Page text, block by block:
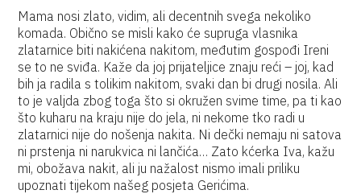
Mama nosi zlato, vidim, ali decentnih svega nekoliko
komada. Obično se misli kako će supruga vlasnika
zlatarnice biti nakićena nakitom, međutim gospođi Ireni
se to ne sviđa. Kaže da joj prijateljice znaju reći – joj, kad
bih ja radila s tolikim nakitom, svaki dan bi drugi nosila. Ali
to je valjda zbog toga što si okružen svime time, pa ti kao
što kuharu na kraju nije do jela, ni nekome tko radi u
zlatarnici nije do nošenja nakita. Ni dečki nemaju ni satova
ni prstenja ni narukvica ni lančića… Zato kćerka Iva, kažu
mi, obožava nakit, ali ju nažalost nismo imali priliku
upoznati tijekom našeg posjeta Gerićima.